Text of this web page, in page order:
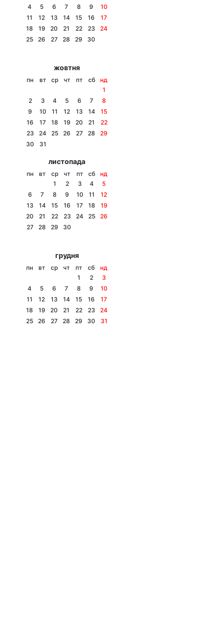
4
5 6 7 8 9
10
11
12 13 14 15 16
17
18
19 20 21 22 23
24
25
26 27 28 29 30
жовтня
пн вт ср чт пт сб
нд
1
2
3 4 5 6 7
8
9
10 11 12 13 14
15
16
17 18 19 20 21
22
23
24 25 26 27 28
29
30
31
листопада
пн вт ср чт пт сб
нд
1
2 3 4
5
6
7 8 9 10 11
12
13
14 15 16 17 18
19
20
21 22 23 24 25
26
27
28 29 30
грудня
пн вт ср чт пт сб
нд
1
2
3
4
5 6 7 8 9
10
11
12 13 14 15 16
17
18
19 20 21 22 23
24
25
26 27 28 29 30 31